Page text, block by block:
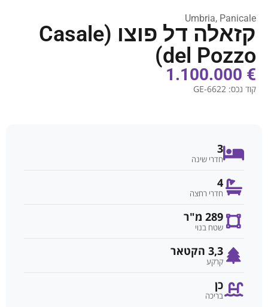
Umbria, Panicale
קזאלה דל פוצו (Casale
del Pozzo)
€ 1.100.000
קוד נכס: GE-6622
3
חדרי שינה
4
חדרי רחצה
289 מ"ר
שטח בנוי
3,3 הקטאר
קרקע
כן
בריכה